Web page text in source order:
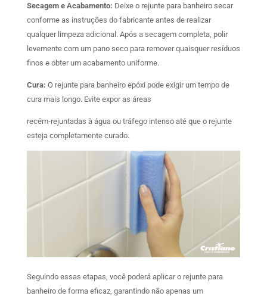
Secagem e Acabamento: Deixe o rejunte para banheiro secar
conforme as instruções do fabricante antes de realizar
qualquer limpeza adicional. Após a secagem completa, polir
levemente com um pano seco para remover quaisquer resíduos
finos e obter um acabamento uniforme.
Cura: O rejunte para banheiro epóxi pode exigir um tempo de
cura mais longo. Evite expor as áreas
recém-rejuntadas à água ou tráfego intenso até que o rejunte
esteja completamente curado.
Seguindo essas etapas, você poderá aplicar o rejunte para
banheiro de forma eficaz, garantindo não apenas um